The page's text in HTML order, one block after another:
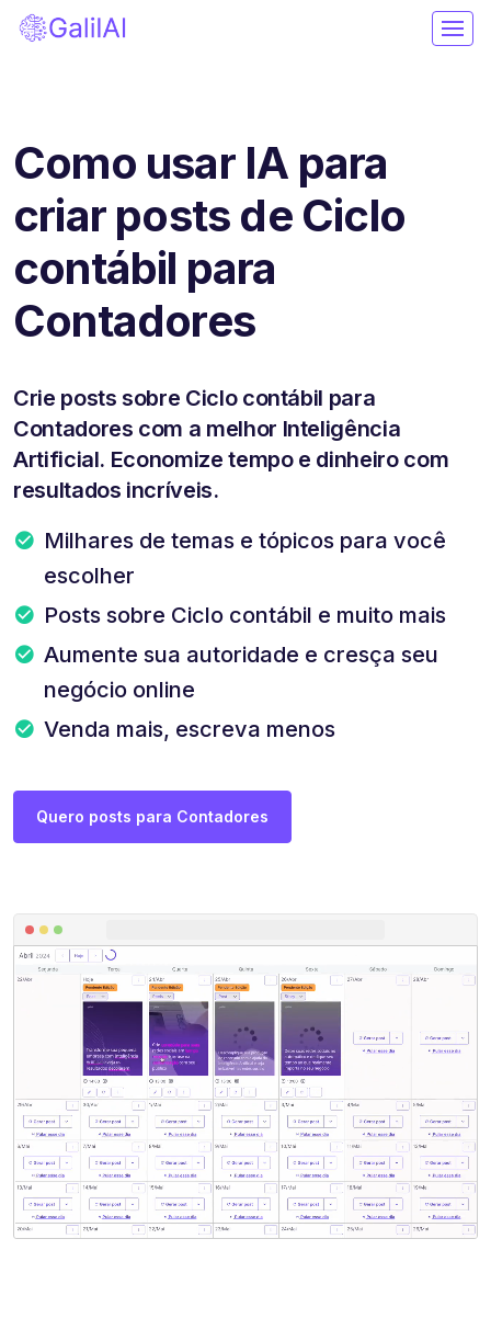
Como usar IA para
criar posts de Ciclo
contábil para
Contadores
Crie posts sobre Ciclo contábil para
Contadores com a melhor Inteligência
Artificial. Economize tempo e dinheiro com
resultados incríveis.
Milhares de temas e tópicos para você
escolher
Posts sobre Ciclo contábil e muito mais
Aumente sua autoridade e cresça seu
negócio online
Venda mais, escreva menos
Quero posts para Contadores